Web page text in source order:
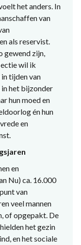
het anders. In
van
als reservist.
gewend zijn,
wil ik
tijden van
het bijzonder
hun moed en
én hun
en
en
Nu) ca. 16.000
van
veel mannen
of opgepakt. De
het gezin
en het sociale